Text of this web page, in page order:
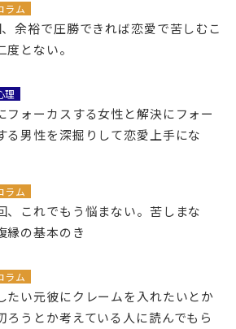
ラム
余裕で圧勝できれば恋愛で苦しむこ
度とない。
理
フォーカスする女性と解決にフォー
る男性を深掘りして恋愛上手にな
ラム
、これでもう悩まない。苦しまな
縁の基本のき
ラム
たい元彼にクレームを入れたいとか
ろうとか考えている人に読んでもら